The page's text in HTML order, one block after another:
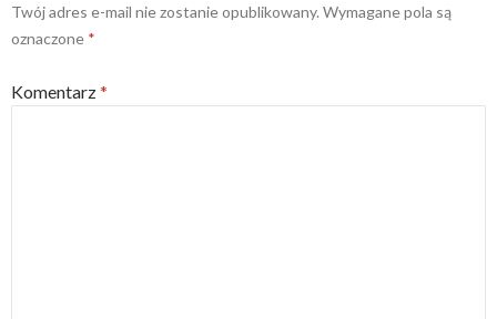
Twój adres e-mail nie zostanie opublikowany. Wymagane pola są
oznaczone *
Komentarz*